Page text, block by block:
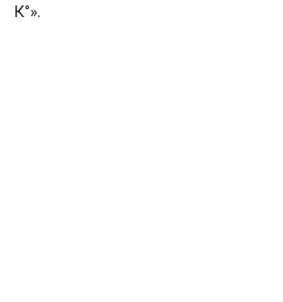
К°».